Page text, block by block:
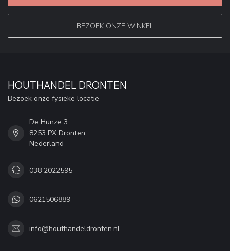
BEZOEK ONZE WINKEL
HOUTHANDEL DRONTEN
Bezoek onze fysieke locatie
De Hunze 3
8253 PX Dronten
Nederland
038 2022595
0621506889
info@houthandeldronten.nl